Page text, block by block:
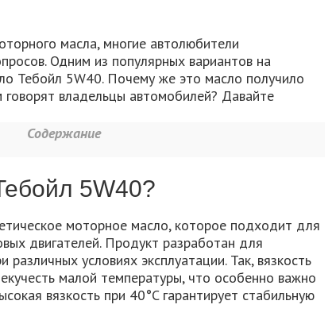
масла, многие автолюбители
Одним из популярных вариантов на
Тебойл 5W40. Почему же это масло получило
владельцы автомобилей? Давайте
Содержание
5W40?
моторное масло, которое подходит для
двигателей. Продукт разработан для
условиях эксплуатации. Так, вязкость
малой температуры, что особенно важно
вязкость при 40°C гарантирует стабильную